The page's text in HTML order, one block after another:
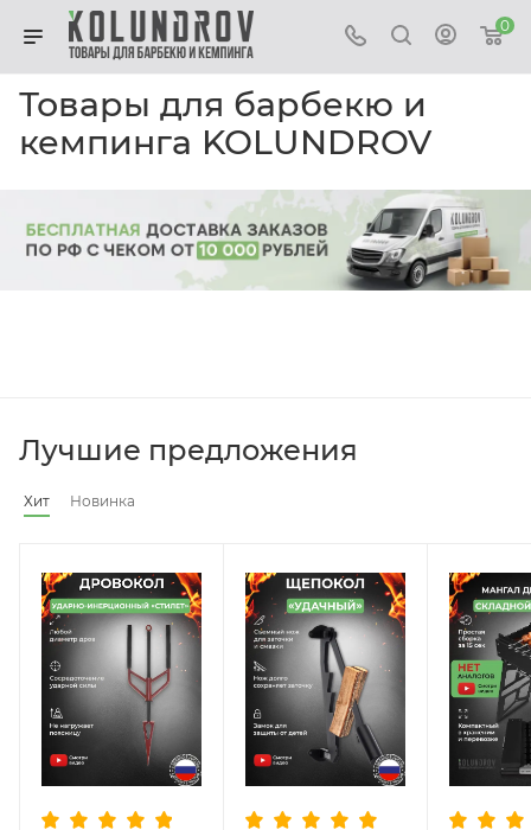
0
Товары для барбекю и
кемпинга KOLUNDROV
Лучшие предложения
Хит Новинка